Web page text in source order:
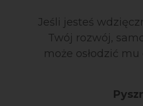
Jeśli jesteś
Twój rozwój,
może osłodzić